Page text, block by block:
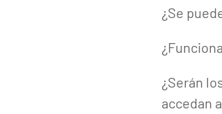
¿Se
¿Serán
accedan